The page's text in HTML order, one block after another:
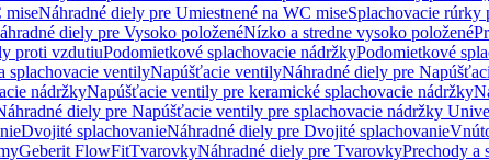
miseNáhradné diely pre Umiestnené na WC miseSplachovacie rúrky
diely pre Vysoko položenéNízko a stredne vysoko položené
proti vzdutiuPodomietkové splachovacie nádržkyPodomietkové
splachovacie ventilyNapúšťacie ventilyNáhradné diely pre
nádržkyNapúšťacie ventily pre keramické splachovacie nádržky
diely pre Napúšťacie ventily pre splachovacie nádržky
Dvojité splachovanieNáhradné diely pre Dvojité splachovanie
Geberit FlowFitTvarovkyNáhradné diely pre TvarovkyPrechody a